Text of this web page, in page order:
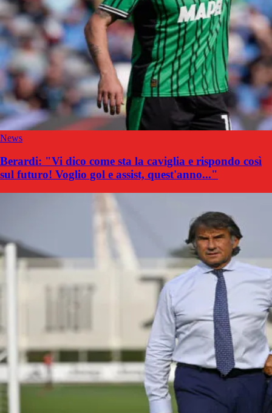
News
Berardi: "Vi dico come sta la caviglia e rispondo così
sul futuro! Voglio gol e assist, quest'anno..."